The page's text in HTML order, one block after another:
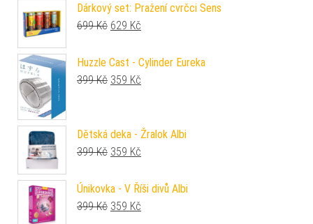
Dárkový set: Pražení cvrčci Sens
699Kč Původní cena byla: 699 Kč.
629 Kč
Huzzle Cast - Cylinder Eureka
399Kč Původní cena byla: 399 Kč.
359 Kč
Dětská deka - Žralok Albi
399Kč Původní cena byla: 399 Kč.
359 Kč
Únikovka - V Říši divů Albi
399Kč Původní cena byla: 399 Kč.
359 Kč